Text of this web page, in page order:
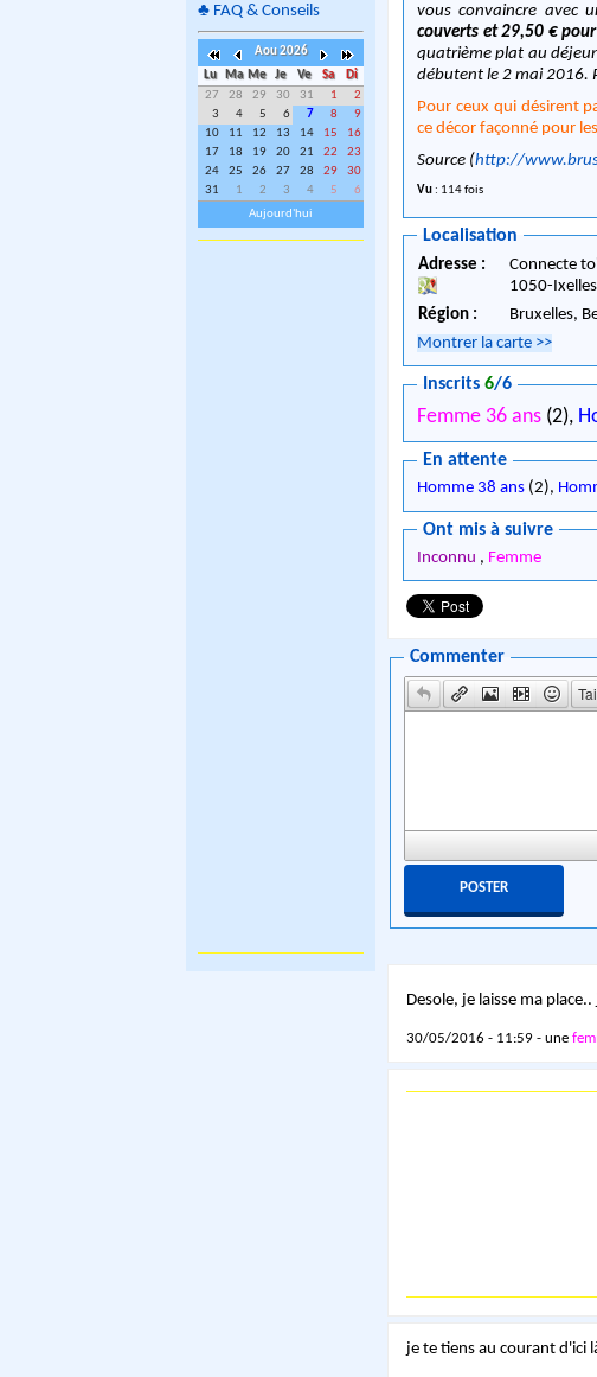
♣ FAQ & Conseils
Aou 2026
Lu
Ma Me Je Ve Sa
Di
27
28 29 30 31 1
2
3
4 5 6 7 8
9
10
11 12 13 14 15
16
17
18 19 20 21 22
23
24
25 26 27 28 29
30
31
1 2 3 4 5
6
Aujourd'hui
vous convaincre avec
couverts et 29,50 €
quatrième plat au
débutent le 2 mai 2016.
Pour ceux qui désirent
ce décor façonné pour
Source (http://
Vu : 114 fois
Localisation
Adresse :
Connecte
1050-Ixelles
Région :
Bruxelles,
Montrer la carte >>
Inscrits6/6
Femme 36 ans (2),
En attente
Homme 38 ans (2),
Ont mis à suivre
Inconnu , Femme
Commenter
Desole, je laisse ma
30/05/2016 - 11:59 - une
je te tiens au courant d'ici